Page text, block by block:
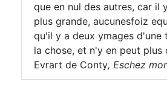
que en nul des autres, car il
plus grande, aucunesfoiz
qu'il y a deux ymages d'une
la chose, et n'y en peut plus
Evrart de Conty, Eschez